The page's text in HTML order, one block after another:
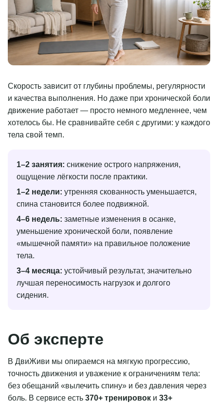
Скорость зависит от глубины проблемы, регулярности
и качества выполнения. Но даже при хронической боли
движение работает — просто немного медленнее, чем
хотелось бы. Не сравнивайте себя с другими: у каждого
тела свой темп.
1–2 занятия: снижение острого напряжения,
ощущение лёгкости после практики.
1–2 недели: утренняя скованность уменьшается,
спина становится более подвижной.
4–6 недель: заметные изменения в осанке,
уменьшение хронической боли, появление
«мышечной памяти» на правильное положение
тела.
3–4 месяца: устойчивый результат, значительно
лучшая переносимость нагрузок и долгого
сидения.
Об эксперте
В ДвиЖиви мы опираемся на мягкую прогрессию,
точность движения и уважение к ограничениям тела:
без обещаний «вылечить спину» и без давления через
боль. В сервисе есть 370+ тренировок и 33+